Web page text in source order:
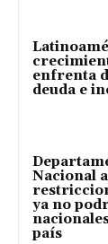
enfrenta
deuda e
Nacional
ya no
país